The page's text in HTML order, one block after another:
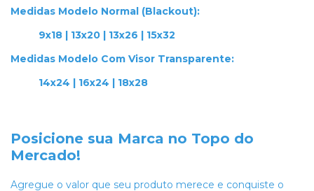
Medidas Modelo Normal (Blackout):
9x18 | 13x20 | 13x26 | 15x32
Medidas Modelo Com Visor Transparente:
14x24 | 16x24 | 18x28
Posicione sua Marca no Topo do
Mercado!
Agregue o valor que seu produto merece e conquiste o